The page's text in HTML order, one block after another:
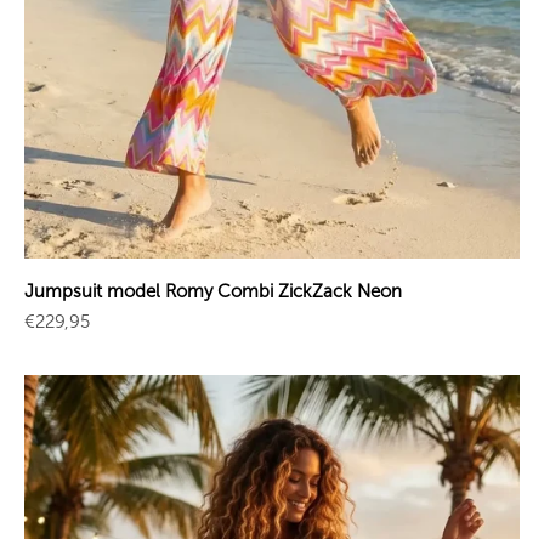
Jumpsuit model Romy Combi ZickZack Neon
Sale price
€229,95